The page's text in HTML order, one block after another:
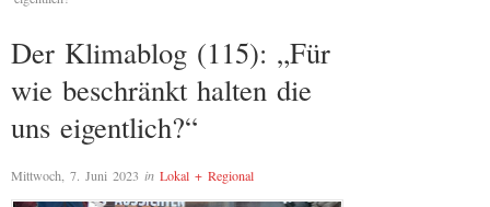
Der Klimablog (115): „Für
wie beschränkt halten die
uns eigentlich?“
Mittwoch, 7. Juni 2023 in Lokal + Regional